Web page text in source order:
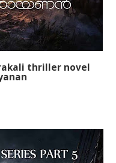
thriller novel